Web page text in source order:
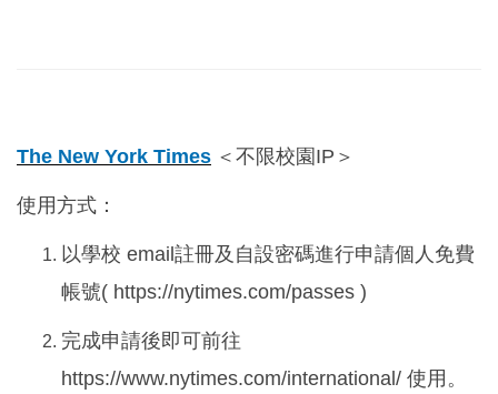
The New York Times ＜不限校園IP＞
使用方式：
以學校 email註冊及自設密碼進行申請個人免費
帳號( https://nytimes.com/passes )
完成申請後即可前往
https://www.nytimes.com/international/ 使用。